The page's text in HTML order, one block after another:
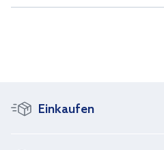
Einkaufen